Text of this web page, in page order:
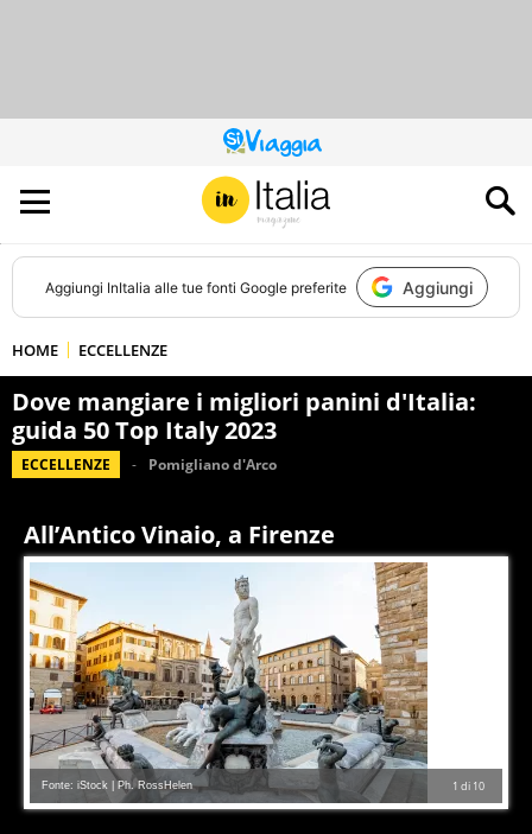
QUESTO
SITO
CONTRIBUISCE
ALL’AUDIENCE
DI
Aggiungi InItalia alle tue fonti Google preferite Aggiungi
HOME ECCELLENZE
Dove mangiare i migliori panini d'Italia:
guida 50 Top Italy 2023
ECCELLENZE Pomigliano d'Arco
All’Antico Vinaio, a Firenze
1 di 10
Fonte: iStock | Ph. RossHelen